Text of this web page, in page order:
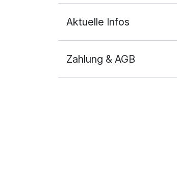
Aktuelle Infos
Zahlung & AGB